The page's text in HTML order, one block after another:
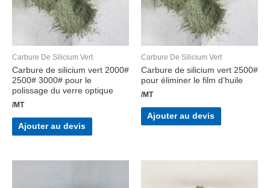
Carbure De Silicium Vert
Carbure de silicium vert 2000#
2500# 3000# pour le
polissage du verre optique
/MT
Ajouter au devis
Carbure De Silicium Vert
Carbure de silicium vert 2500#
pour éliminer le film d’huile
/MT
Ajouter au devis